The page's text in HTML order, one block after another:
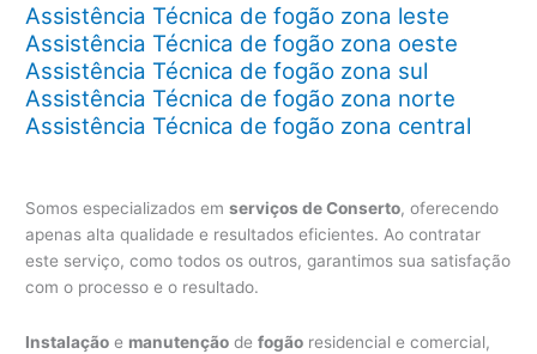
Assistência Técnica de fogão zona leste
Assistência Técnica de fogão zona oeste
Assistência Técnica de fogão zona sul
Assistência Técnica de fogão zona norte
Assistência Técnica de fogão zona central
Somos especializados emserviços de Conserto, oferecendo
apenas alta qualidade e resultados eficientes. Ao contratar
este serviço, como todos os outros, garantimos sua satisfação
com o processo e o resultado.
Instalação e manutenção defogão residencial e comercial,